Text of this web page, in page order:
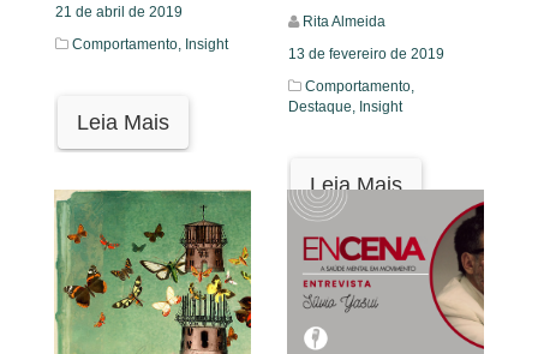
21 de abril de 2019
Comportamento, Insight
Leia Mais
Rita Almeida
13 de fevereiro de 2019
Comportamento,
Destaque, Insight
Leia Mais